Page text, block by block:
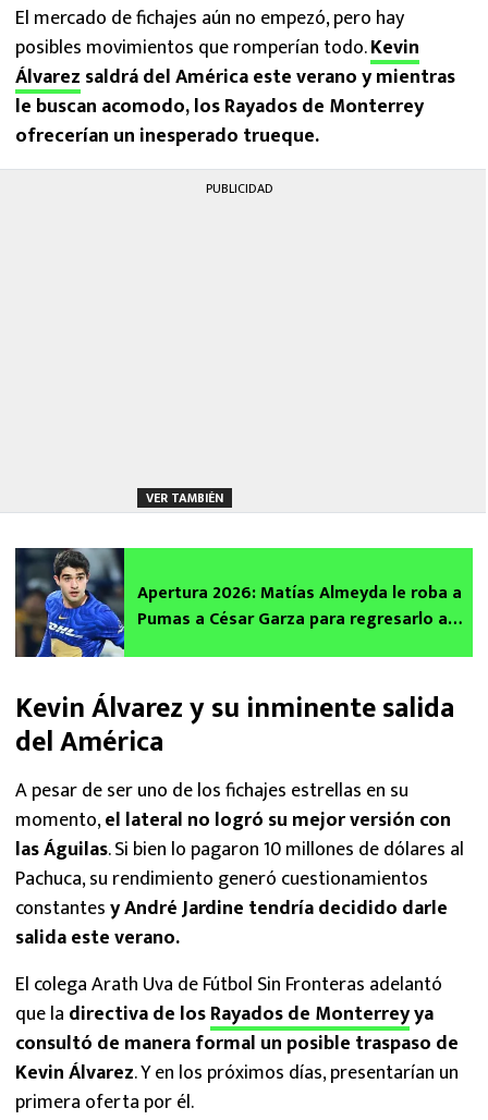
El mercado de fichajes aún no empezó, pero hay
posibles movimientos que romperían todo.Kevin
Álvarez saldrá del América este verano y mientras
le buscan acomodo, los Rayados de Monterrey
ofrecerían un inesperado trueque.
PUBLICIDAD
VER TAMBIÉN
Apertura 2026: Matías Almeyda le roba a
Pumas a César Garza para regresarlo a
Kevin Álvarez y su inminente salida
del América
A pesar de ser uno de los fichajes estrellas en su
momento,el lateral no logró su mejor versión con
las Águilas. Si bien lo pagaron 10 millones de dólares al
Pachuca, su rendimiento generó cuestionamientos
constantesy André Jardine tendría decidido darle
salida este verano.
El colega Arath Uva de Fútbol Sin Fronteras adelantó
que la directiva de losRayados de Monterreyya
consultó de manera formal un posible traspaso de
Kevin Álvarez. Y en los próximos días, presentarían un
primera oferta por él.